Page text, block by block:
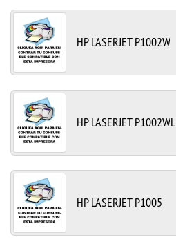
HP LASERJET P1002W
HP LASERJET P1002WL
HP LASERJET P1005